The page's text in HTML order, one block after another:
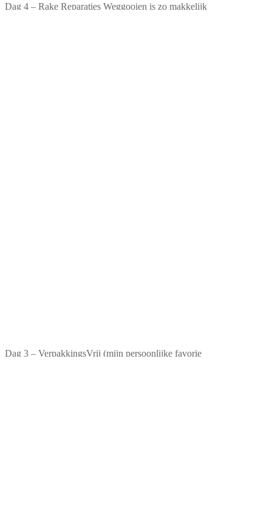
Dag 4 – Rake Reparaties Weggooien is zo makkelijk
Dag 3 – VerpakkingsVrij (mijn persoonlijke favorie